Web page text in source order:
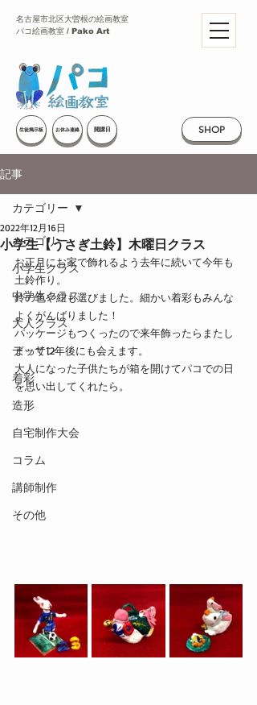
SHOP
名古屋市北区大曽根の絵画教室
パコ絵画教室 / Pako Art
生徒掲示板 お休み連絡 開講日
記事
カテゴリー
小学生クラス
中学生クラス
大人クラス
デッサン
着彩
造形
自宅制作大会
コラム
講師制作
その他
カテゴリー
小学生【うさぎ土鈴】木曜日クラス
2022年12月16日
お正月にお家で飾れるよう去年に続いて今年も
土鈴作り。
鈴の色や紐も選びました。細かい着彩もみんな
よくがんばりました！
パッケージもつくったので来年飾ったらまたし
まって12年後にも会えます。
大人になった子供たちが箱を開けてパコでの日
を思い出してくれたら。